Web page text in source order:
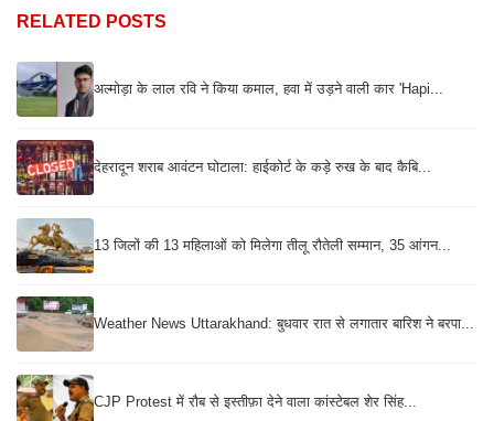
RELATED POSTS
अल्मोड़ा के लाल रवि ने किया कमाल, हवा में उड़ने वाली कार 'Hapi...
देहरादून शराब आवंटन घोटाला: हाईकोर्ट के कड़े रुख के बाद कैबि...
13 जिलों की 13 महिलाओं को मिलेगा तीलू रौतेली सम्मान, 35 आंगन...
Weather News Uttarakhand: बुधवार रात से लगातार बारिश ने बरपा...
CJP Protest में रौब से इस्तीफ़ा देने वाला कांस्टेबल शेर सिंह...